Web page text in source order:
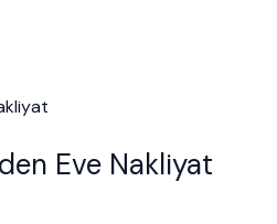
Eve Nakliyat